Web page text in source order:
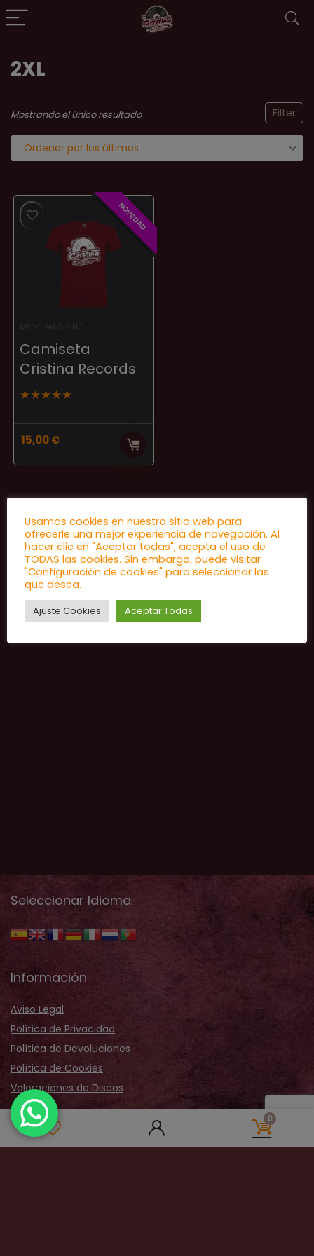
0
2XL
Filter
Mostrando el único resultado
Ordenar por los últimos
NOVEDAD
Camiseta
Cristina Records
★★★★★
15,00€
Seleccionar Idioma
Información
Aviso Legal
Política de Privacidad
Política de Devoluciones
Política de Cookies
Valoraciones de Discos
Acerca de Nosotros
Sobre Nosotros
Usamos cookies en nuestro sitio web para
ofrecerle una mejor experiencia de navegación. Al
hacer clic en "Aceptar todas", acepta el uso de
TODAS las cookies. Sin embargo, puede visitar
"Configuración de cookies" para seleccionar las
que desea.
Ajuste Cookies Aceptar Todas